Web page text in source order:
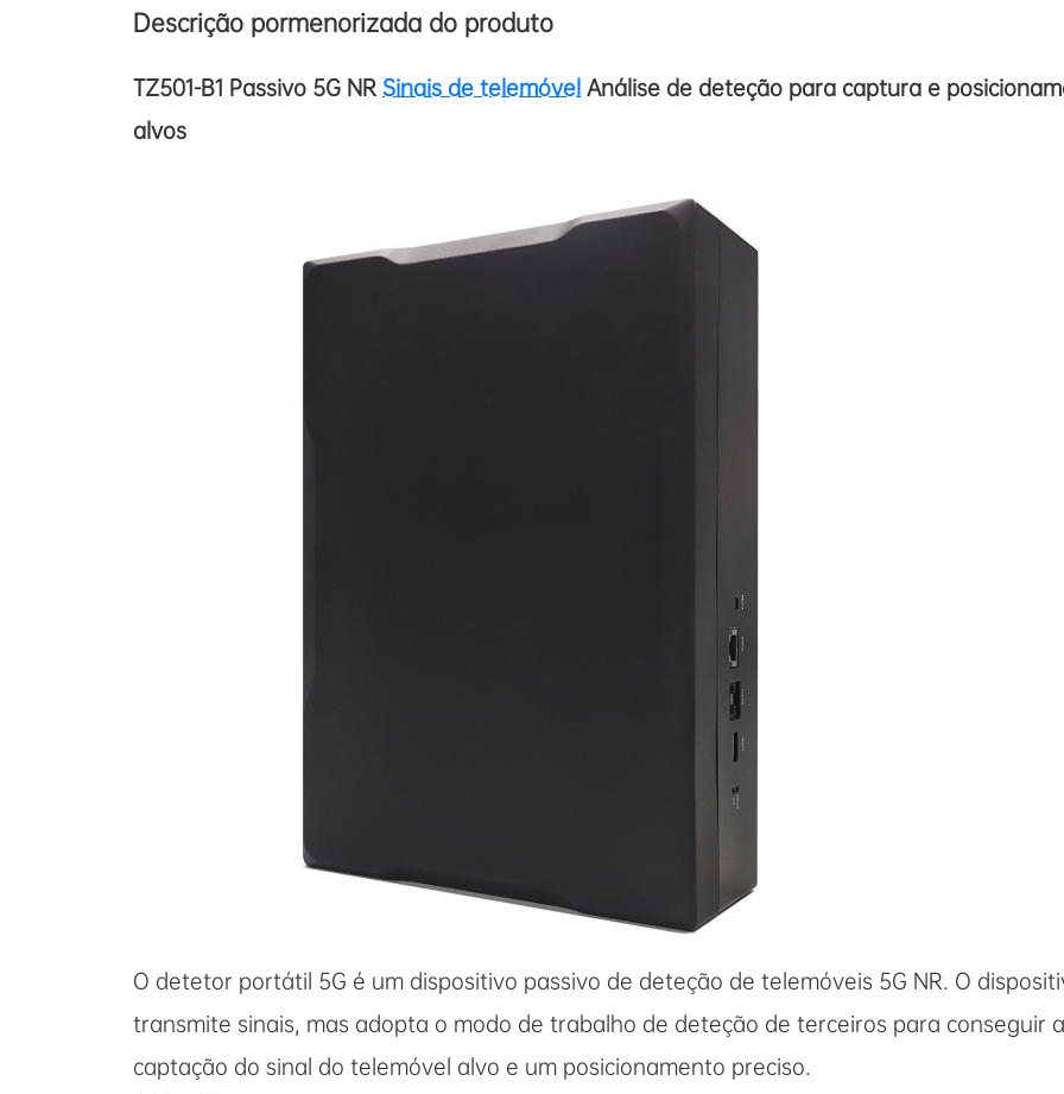
Descrição pormenorizada do produto
TZ501-B1 Passivo 5G NR Sinais de telemóvel Análise de deteção para captura e
alvos
O detetor portátil 5G é um dispositivo passivo de deteção de telemóveis 5G NR. O
transmite sinais, mas adopta o modo de trabalho de deteção de terceiros para conseguir a
captação do sinal do telemóvel alvo e um posicionamento preciso.